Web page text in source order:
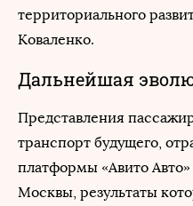
территориального
Коваленко.
Дальнейшая
Представления
транспорт будущего,
платформы «Авито
Москвы, результаты